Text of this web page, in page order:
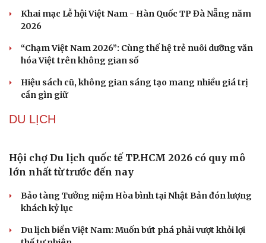
Cây thuốc
Sản phụ khoa
Nam khoa
Làm đẹp - giảm cân
Ăn sạch sống khỏe
Blog
Ấn tượng khai mạc Festival võ thuật quốc tế Hà
Nội năm 2026
đường phố Quy Nhơn - Gia Lai
2026
“Chạm Việt Nam 2026”: Cùng thế hệ trẻ nuôi dưỡng văn
Hiệu sách cũ, không gian sáng tạo mang nhiều giá trị